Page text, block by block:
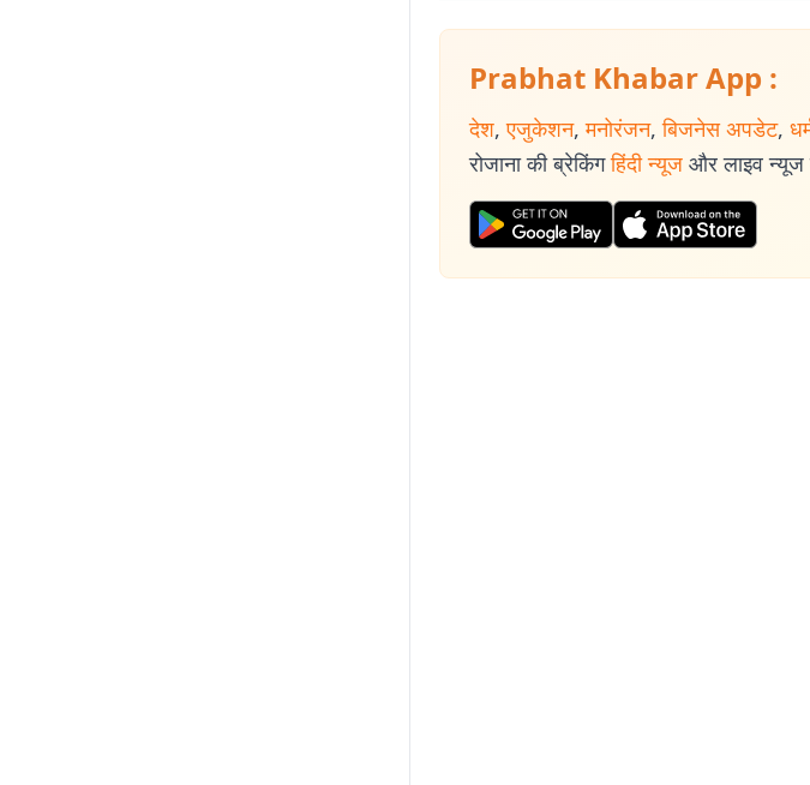
Prabhat Khabar App :
देश, एजुकेशन, मनोरंजन, बिजनेस अपडेट,
रोजाना की ब्रेकिंग हिंदी न्यूज और लाइव न्यूज